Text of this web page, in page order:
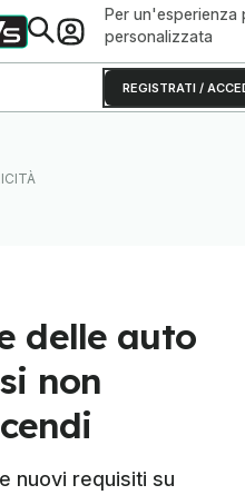
Per un'esperienza
personalizzata
REGISTRATI /
delle auto
non
nuovi requisiti su